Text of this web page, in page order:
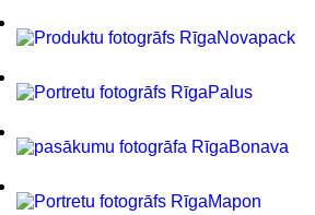
Novapack
Palus
Bonava
Mapon